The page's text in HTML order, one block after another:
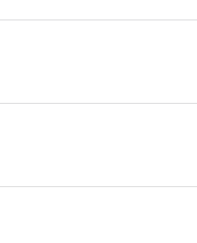
担当する
りも低価格で製作すること
ロード可能です。使用でき
インツールからアップロー